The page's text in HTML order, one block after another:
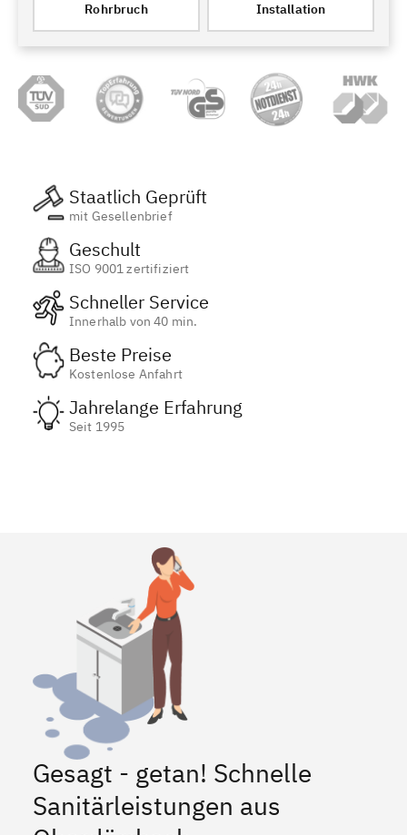
Rohrbruch Installation
Staatlich Geprüft
mit Gesellenbrief
Geschult
ISO 9001 zertifiziert
Schneller Service
Innerhalb von 40 min.
Beste Preise
Kostenlose Anfahrt
Jahrelange Erfahrung
Seit 1995
Gesagt - getan! Schnelle
Sanitärleistungen aus